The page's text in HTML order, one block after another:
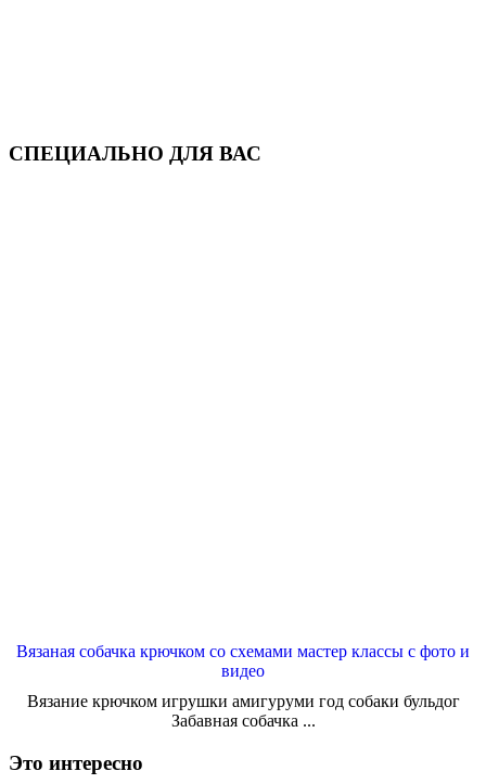
СПЕЦИАЛЬНО ДЛЯ ВАС
Вязаная собачка крючком со схемами мастер классы с фото и
видео
Вязание крючком игрушки амигуруми год собаки бульдог
Забавная собачка ...
Это интересно